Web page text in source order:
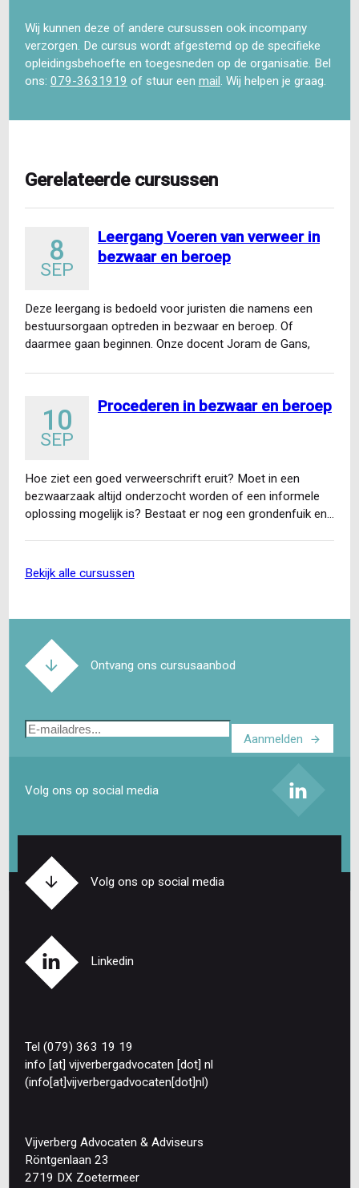
Wij kunnen deze of andere cursussen ook incompany
verzorgen. De cursus wordt afgestemd op de specifieke
opleidingsbehoefte en toegesneden op de organisatie. Bel
ons: 079-3631919 of stuur een mail . Wij helpen je graag.
Gerelateerde cursussen
8
SEP
Leergang Voeren van verweer in
bezwaar en beroep
Deze leergang is bedoeld voor juristen die namens een
bestuursorgaan optreden in bezwaar en beroep. Of
daarmee gaan beginnen. Onze docent Joram de Gans,
10
SEP
Procederen in bezwaar en beroep
Hoe ziet een goed verweerschrift eruit? Moet in een
bezwaarzaak altijd onderzocht worden of een informele
oplossing mogelijk is? Bestaat er nog een grondenfuik en…
bekijk alle cursussen
Ontvang ons cursusaanbod
E-
Aanmelden
Volg ons op social media
Volg ons op social media
Linkedin
Tel (079) 363 19 19
info [at] vijverbergadvocaten [dot] nl
(info[at]vijverbergadvocaten[dot]nl)
Vijverberg Advocaten & Adviseurs
Röntgenlaan 23
2719 DX Zoetermeer